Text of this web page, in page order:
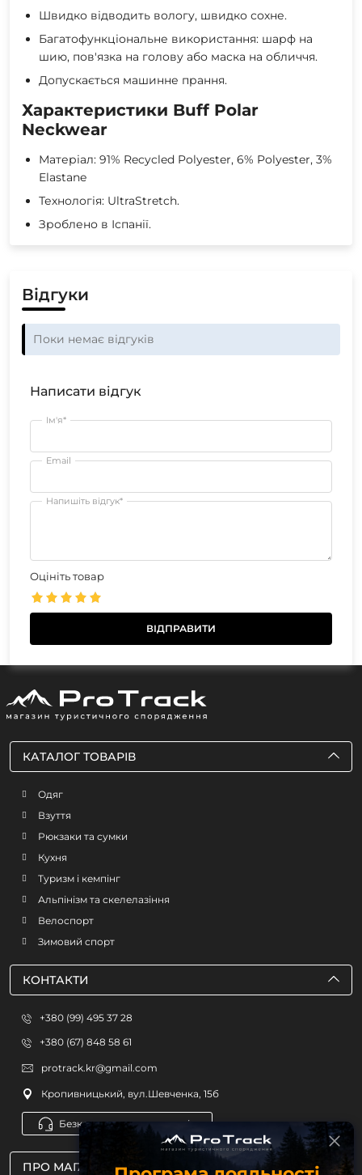
Швидко відводить вологу, швидко сохне.
Багатофункціональне використання: шарф на
шию, пов'язка на голову або маска на обличчя.
Допускається машинне прання.
Характеристики Buff Polar
Neckwear
Матеріал: 91% Recycled Polyester, 6% Polyester, 3%
Elastane
Технологія: UltraStretch.
Зроблено в Іспанії.
Відгуки
Поки немає відгуків
Написати відгук
Ім'я*
Email
Напишіть відгук*
Оцініть товар
ПРО МАГАЗИН
КАТАЛОГ ТОВАРІВ
Одяг
Взуття
Рюкзаки та сумки
Кухня
Туризм і кемпінг
Альпінізм та скелелазіння
Велоспорт
Зимовий спорт
КОНТАКТИ
+380 (99) 495 37 28
+380 (67) 848 58 61
protrack.kr@gmail.com
Кропивницький, вул.Шевченка, 15б
Безкоштовна консультація